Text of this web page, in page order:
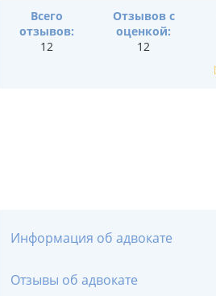
Всего
отзывов:
12
Отзывов с
оценкой:
12
Информация об адвокате
Отзывы об адвокате